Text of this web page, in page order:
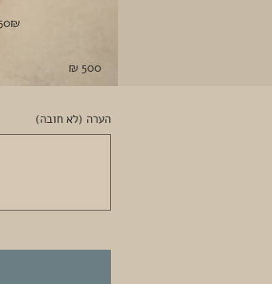
‏50 ‏₪
‏500 ‏₪
הערה (לא חובה)